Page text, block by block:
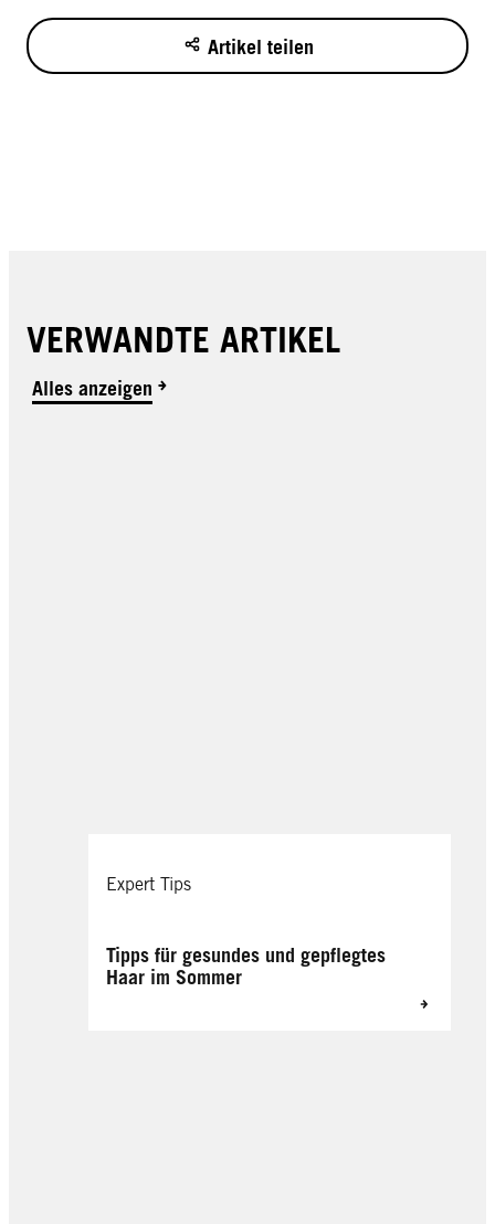
Artikel teilen
VERWANDTE ARTIKEL
Alles anzeigen
Expert Tips
Tipps für gesundes und gepflegtes
Haar im Sommer